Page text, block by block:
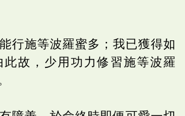
行施等波羅蜜多；我已獲得如
此故，少用功力修習施等波羅